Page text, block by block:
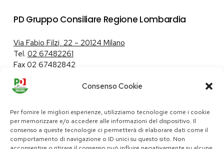
Consenso Cookie
Per fornire le migliori esperienze, utilizziamo tecnologie come i cookie
per memorizzare e/o accedere alle informazioni del dispositivo. Il
consenso a queste tecnologie ci permetterà di elaborare dati come il
comportamento di navigazione o ID unici su questo sito. Non
PD Gruppo Consiliare Regione Lombardia
Via Fabio Filzi, 22 – 20124 Milano
Tel. 02 67482261
Fax 02 67482842
Tutela dei dati personali|Politica sui cookie
pd@consiglio.regione.lombardia.it